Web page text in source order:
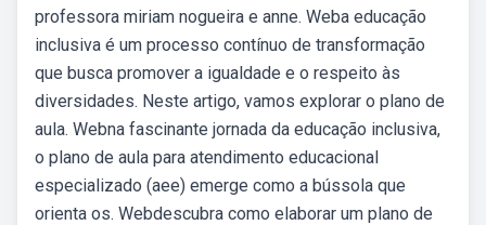
professora miriam nogueira e anne. Weba educação
inclusiva é um processo contínuo de transformação
que busca promover a igualdade e o respeito às
diversidades. Neste artigo, vamos explorar o plano de
aula. Webna fascinante jornada da educação inclusiva,
o plano de aula para atendimento educacional
especializado (aee) emerge como a bússola que
orienta os. Webdescubra como elaborar um plano de